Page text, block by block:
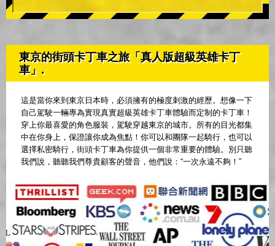
東京的街頭卡丁車之旅「真人版超級英雄卡丁
車」.
這是當你來到東京日本時，必須擁有的極度刺激的經歷。想像一下
自己駕駛一輛專為實現真實超級英雄卡丁車體驗而定制的卡丁車！
穿上你最喜愛的角色服裝，駕駛穿越東京的城市。所有的目光都集
中在你身上，保證讓你成為焦點！你可以和團隊一起騎行，也可以
選擇私密騎行，街頭卡丁車為你提供一個非常重要的體驗。別只聽
我們說，聽聽我們尊貴顧客的聲音，他們說：“一次永遠不夠！”